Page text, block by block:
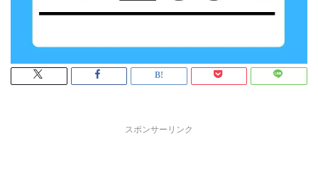
スポンサーリンク